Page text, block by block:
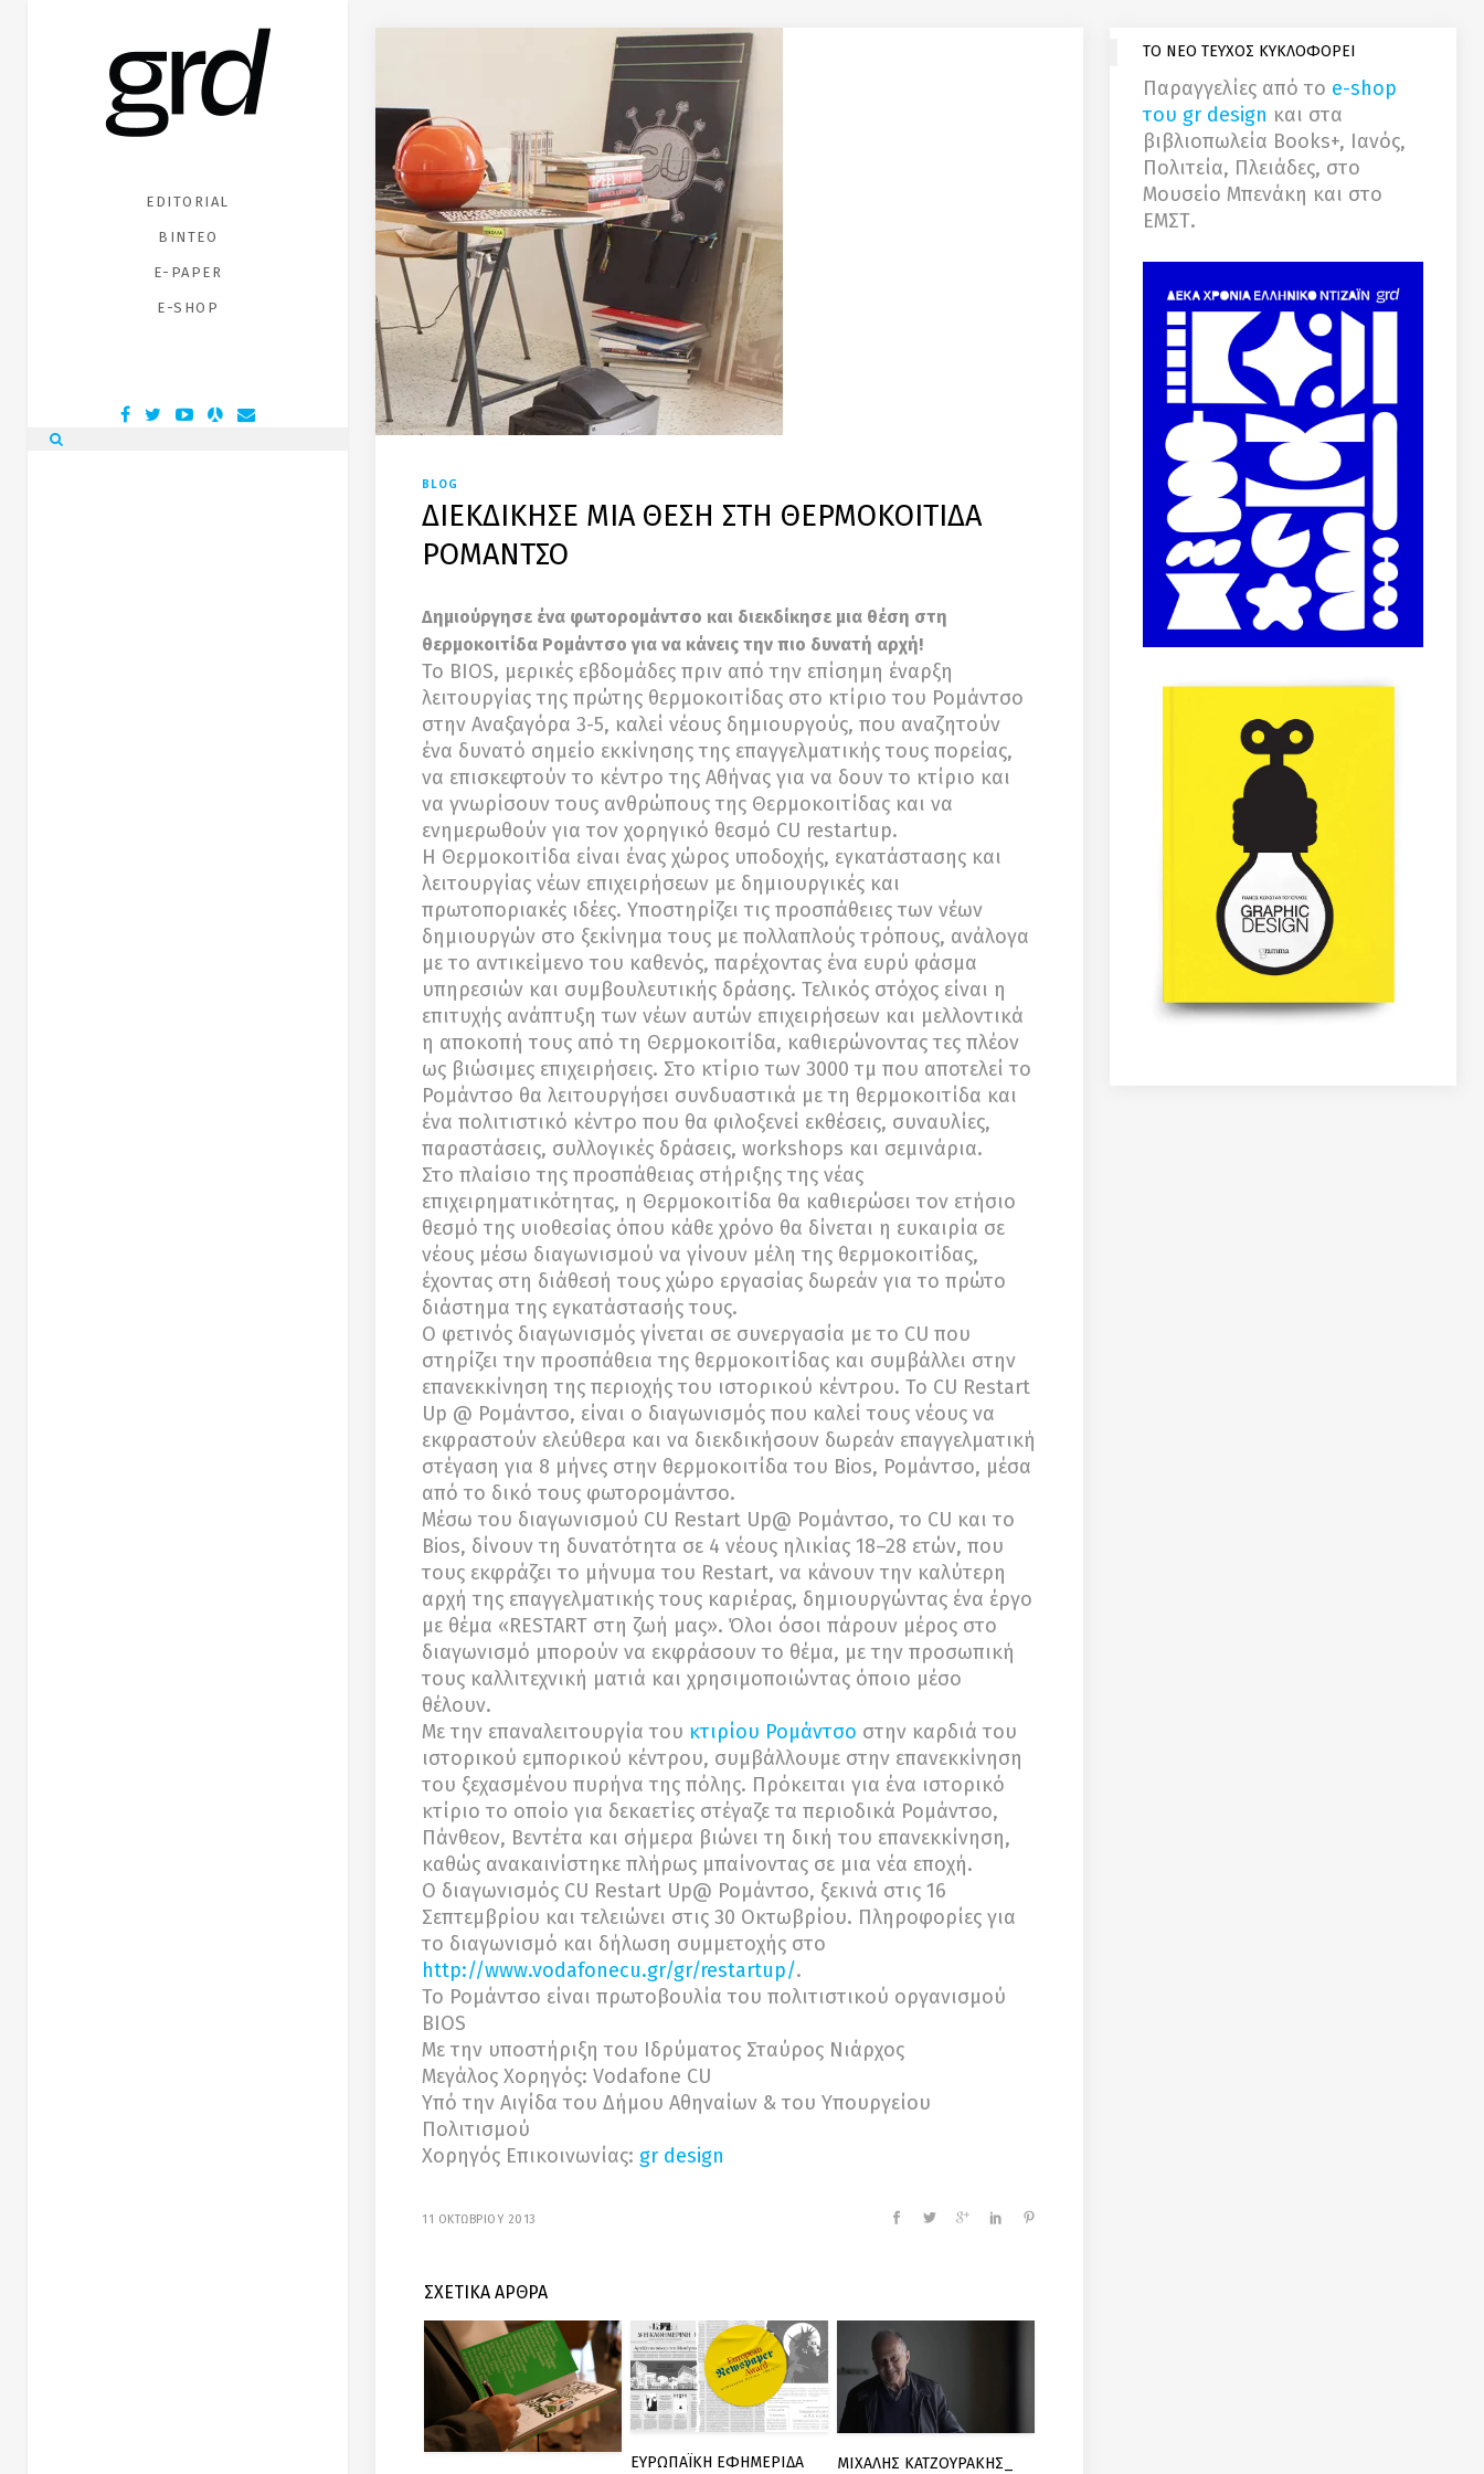
EDITORIAL
ΒΙΝΤΕΟ
E-PAPER
E-SHOP
BLOG
ΔΙΕΚΔΙΚΗΣΕ ΜΙΑ ΘΕΣΗ ΣΤΗ ΘΕΡΜΟΚΟΙΤΙΔΑ
ΡΟΜΑΝΤΣΟ
Δημιούργησε ένα φωτορομάντσο και διεκδίκησε μια θέση στη
θερμοκοιτίδα Ρομάντσο για να κάνεις την πιο δυνατή αρχή!
Το BIOS, μερικές εβδομάδες πριν από την επίσημη έναρξη
λειτουργίας της πρώτης θερμοκοιτίδας στο κτίριο του Ρομάντσο
στην Αναξαγόρα 3-5, καλεί νέους δημιουργούς, που αναζητούν
ένα δυνατό σημείο εκκίνησης της επαγγελματικής τους πορείας,
να επισκεφτούν το κέντρο της Αθήνας για να δουν το κτίριο και
να γνωρίσουν τους ανθρώπους της Θερμοκοιτίδας και να
ενημερωθούν για τον χορηγικό θεσμό CU restartup.
Η Θερμοκοιτίδα είναι ένας χώρος υποδοχής, εγκατάστασης και
λειτουργίας νέων επιχειρήσεων με δημιουργικές και
πρωτοποριακές ιδέες. Υποστηρίζει τις προσπάθειες των νέων
δημιουργών στο ξεκίνημα τους με πολλαπλούς τρόπους, ανάλογα
με το αντικείμενο του καθενός, παρέχοντας ένα ευρύ φάσμα
υπηρεσιών και συμβουλευτικής δράσης. Τελικός στόχος είναι η
επιτυχής ανάπτυξη των νέων αυτών επιχειρήσεων και μελλοντικά
η αποκοπή τους από τη Θερμοκοιτίδα, καθιερώνοντας τες πλέον
ως βιώσιμες επιχειρήσεις. Στο κτίριο των 3000 τμ που αποτελεί το
Ρομάντσο θα λειτουργήσει συνδυαστικά με τη θερμοκοιτίδα και
ένα πολιτιστικό κέντρο που θα φιλοξενεί εκθέσεις, συναυλίες,
παραστάσεις, συλλογικές δράσεις, workshops και σεμινάρια.
Στο πλαίσιο της προσπάθειας στήριξης της νέας
επιχειρηματικότητας, η Θερμοκοιτίδα θα καθιερώσει τον ετήσιο
θεσμό της υιοθεσίας όπου κάθε χρόνο θα δίνεται η ευκαιρία σε
νέους μέσω διαγωνισμού να γίνουν μέλη της θερμοκοιτίδας,
έχοντας στη διάθεσή τους χώρο εργασίας δωρεάν για το πρώτο
διάστημα της εγκατάστασής τους.
Ο φετινός διαγωνισμός γίνεται σε συνεργασία με το CU που
στηρίζει την προσπάθεια της θερμοκοιτίδας και συμβάλλει στην
επανεκκίνηση της περιοχής του ιστορικού κέντρου. Το CU Restart
Up @ Ρομάντσο, είναι ο διαγωνισμός που καλεί τους νέους να
εκφραστούν ελεύθερα και να διεκδικήσουν δωρεάν επαγγελματική
στέγαση για 8 μήνες στην θερμοκοιτίδα του Bios, Ρομάντσο, μέσα
από το δικό τους φωτορομάντσο.
Μέσω του διαγωνισμού CU Restart Up@ Ρομάντσο, το CU και το
Bios, δίνουν τη δυνατότητα σε 4 νέους ηλικίας 18–28 ετών, που
τους εκφράζει το μήνυμα του Restart, να κάνουν την καλύτερη
αρχή της επαγγελματικής τους καριέρας, δημιουργώντας ένα έργο
με θέμα «RESTART στη ζωή μας». Όλοι όσοι πάρουν μέρος στο
διαγωνισμό μπορούν να εκφράσουν το θέμα, με την προσωπική
τους καλλιτεχνική ματιά και χρησιμοποιώντας όποιο μέσο
θέλουν.
Με την επαναλειτουργία του κτιρίου Ρομάντσο στην καρδιά του
ιστορικού εμπορικού κέντρου, συμβάλλουμε στην επανεκκίνηση
του ξεχασμένου πυρήνα της πόλης. Πρόκειται για ένα ιστορικό
κτίριο το οποίο για δεκαετίες στέγαζε τα περιοδικά Ρομάντσο,
Πάνθεον, Βεντέτα και σήμερα βιώνει τη δική του επανεκκίνηση,
καθώς ανακαινίστηκε πλήρως μπαίνοντας σε μια νέα εποχή.
Ο διαγωνισμός CU Restart Up@ Ρομάντσο, ξεκινά στις 16
Σεπτεμβρίου και τελειώνει στις 30 Οκτωβρίου. Πληροφορίες για
το διαγωνισμό και δήλωση συμμετοχής στο
http://www.vodafonecu.gr/gr/restartup/.
Το Ρομάντσο είναι πρωτοβουλία του πολιτιστικού οργανισμού
BIOS
Με την υποστήριξη του Ιδρύματος Σταύρος Νιάρχος
Μεγάλος Χορηγός: Vodafone CU
Υπό την Αιγίδα του Δήμου Αθηναίων & του Υπουργείου
Πολιτισμού
Χορηγός Επικοινωνίας: gr design
11 ΟΚΤΩΒΡΙΟΥ 2013
ΣΧΕΤΙΚΑ ΑΡΘΡΑ
ΕΥΡΩΠΑΪΚΗ ΕΦΗΜΕΡΙΔΑ ΜΙΧΑΛΗΣ ΚΑΤΖΟΥΡΑΚΗΣ_
ΤΟ ΝΕΟ ΤΕΥΧΟΣ ΚΥΚΛΟΦΟΡΕΙ
Παραγγελίες από το e-shop
του gr design και στα
βιβλιοπωλεία Books+, Ιανός,
Πολιτεία, Πλειάδες, στο
Μουσείο Μπενάκη και στο
ΕΜΣΤ.